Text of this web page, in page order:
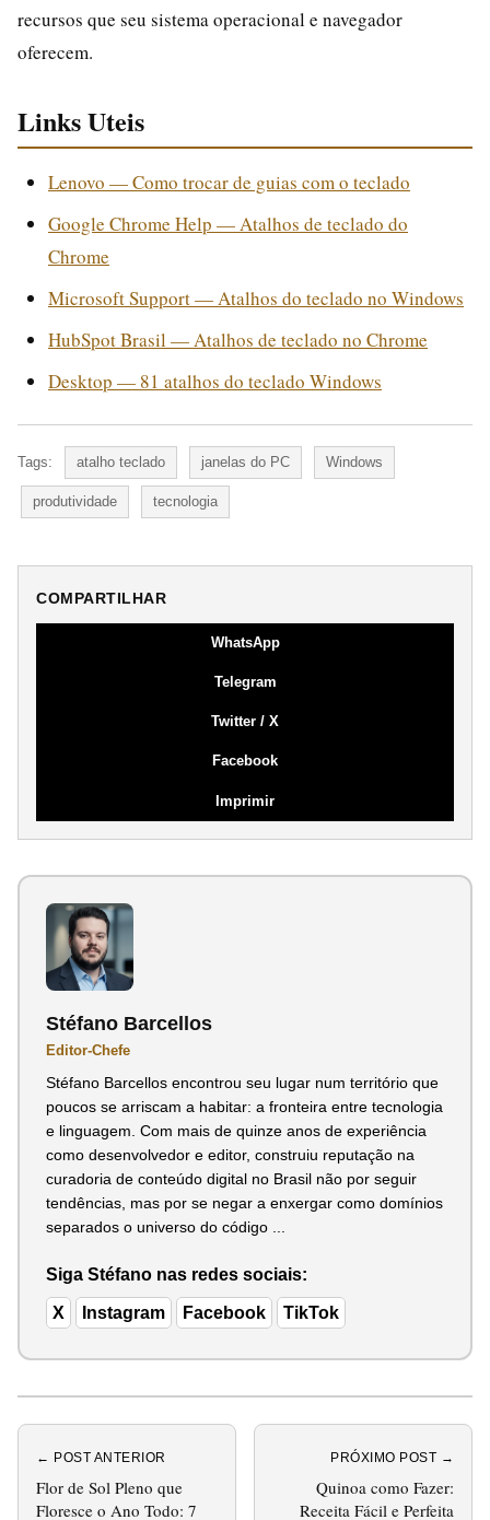
recursos que seu sistema operacional e navegador
oferecem.
Links Uteis
Lenovo — Como trocar de guias com o teclado
Google Chrome Help — Atalhos de teclado do
Chrome
Microsoft Support — Atalhos do teclado no Windows
HubSpot Brasil — Atalhos de teclado no Chrome
Desktop — 81 atalhos do teclado Windows
Tags: atalho teclado janelas do PC Windows
produtividade tecnologia
COMPARTILHAR
WhatsApp
Telegram
Twitter / X
Facebook
Imprimir
Stéfano Barcellos
Editor-Chefe
Stéfano Barcellos encontrou seu lugar num território que
poucos se arriscam a habitar: a fronteira entre tecnologia
e linguagem. Com mais de quinze anos de experiência
como desenvolvedor e editor, construiu reputação na
curadoria de conteúdo digital no Brasil não por seguir
tendências, mas por se negar a enxergar como domínios
separados o universo do código ...
Siga Stéfano nas redes sociais:
X Instagram Facebook TikTok
← POST ANTERIOR
Flor de Sol Pleno que
Floresce o Ano Todo: 7
PRÓXIMO POST →
Quinoa como Fazer:
Receita Fácil e Perfeita